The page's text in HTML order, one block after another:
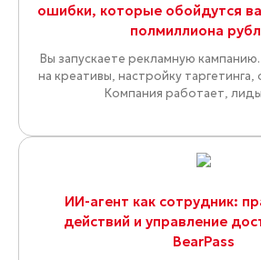
ошибки, которые обойдутся
полмиллиона
Вы запускаете рекламную
на креативы, настройку
Компания работает,
ИИ-агент как сотрудник:
действий и управление
BearPass